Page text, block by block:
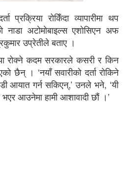
प्रक्रिया रोकिँदा व्यापारीमा थप
नाडा अटोमोबाइल्स एशोसिएन अफ
उप्रेतीले बताए ।
रोक्ने कदम सरकारले कसरी र किन
छैन् । ‘नयाँ सवारीको दर्ता रोकिने
आयात गर्न सकिएन्,’ उनले भने, ‘यी
आउनेमा हामी आशावादी छौं ।’